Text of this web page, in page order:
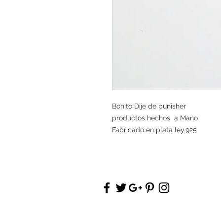
Bonito Dije de punisher
productos hechos a Mano
Fabricado en plata ley.925